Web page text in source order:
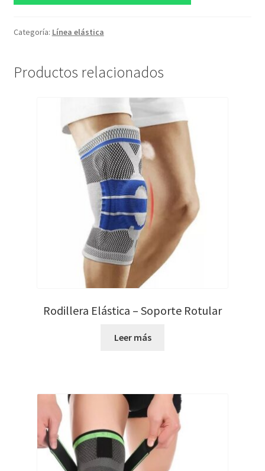
Categoría: Línea elástica
Productos relacionados
Rodillera Elástica – Soporte Rotular
Leer más